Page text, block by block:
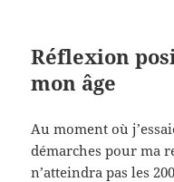
Réflexion
mon âge
Au moment où
démarches pour ma
n’atteindra pas les